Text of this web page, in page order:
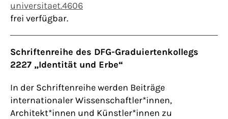
universitaet.4606
frei verfügbar.
Schriftenreihe des DFG-Graduiertenkollegs
2227 „Identität und Erbe“
In der Schriftenreihe werden Beiträge
internationaler Wissenschaftler*innen,
Architekt*innen und Künstler*innen zu